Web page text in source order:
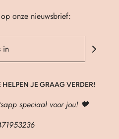
onze nieuwsbrief:
JE GRAAG VERDER!
speciaal voor jou! 🖤